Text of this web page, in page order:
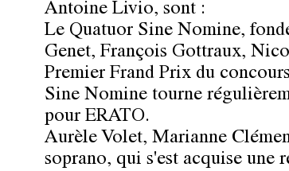
Antoine Livio, sont :
Le Quatuor Sine Nomine,
Genet, François Gottraux,
Premier Frand Prix du
Sine Nomine tourne
pour ERATO.
Aurèle Volet, Marianne
soprano, qui s'est acquise une